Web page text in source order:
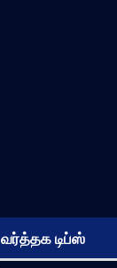
வர்த்தக டிப்ஸ்